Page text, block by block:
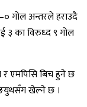
–०गोलअन्तरलेहराउदै
३काविरुध्द९गोल
रएमपिसिबिचहुनेछ
युथसँगखेल्नेछ ।